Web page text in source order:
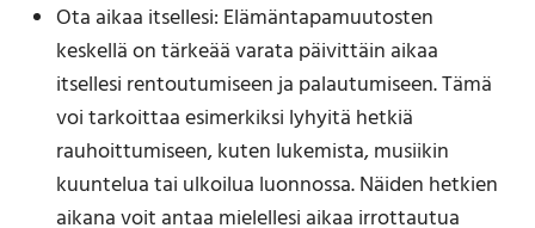
Ota aikaa itsellesi: Elämäntapamuutosten
keskellä on tärkeää varata päivittäin aikaa
itsellesi rentoutumiseen ja palautumiseen. Tämä
voi tarkoittaa esimerkiksi lyhyitä hetkiä
rauhoittumiseen, kuten lukemista, musiikin
kuuntelua tai ulkoilua luonnossa. Näiden hetkien
aikana voit antaa mielellesi aikaa irrottautua